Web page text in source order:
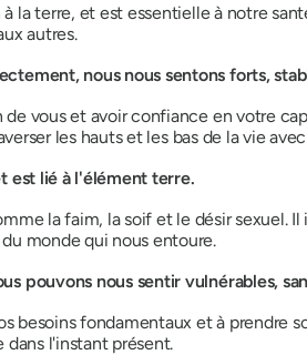
la terre, et est essentielle à notre
autres.
nous nous sentons forts,
vous et avoir confiance en votre
les hauts et les bas de la vie
est lié à l'élément terre.
la faim, la soif et le désir sexuel.
monde qui nous entoure.
pouvons nous sentir vulnérables,
besoins fondamentaux et à prendre
dans l'instant présent.